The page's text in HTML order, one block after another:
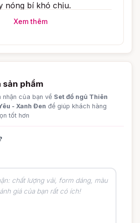
nóng bí khó chịu.
Thần Tình Yêu - Xanh
Xem thêm
phẩm
nhận của bạn về Set đồ ngủ Thiên
- Xanh Đen để giúp khách hàng
tốt hơn